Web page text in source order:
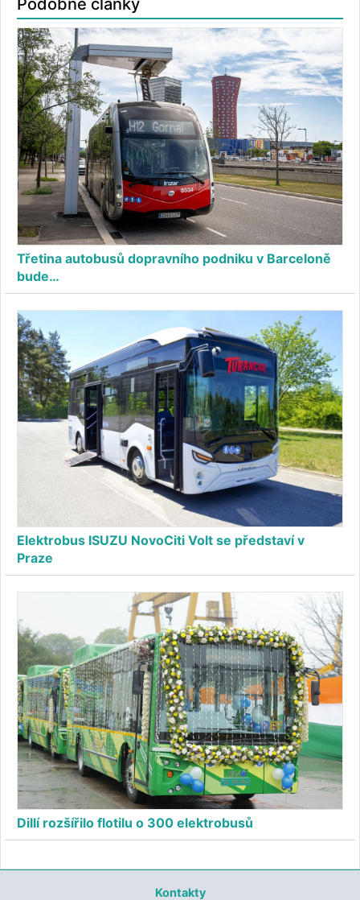
Podobné články
Třetina autobusů dopravního podniku v Barceloně
bude…
Elektrobus ISUZU NovoCiti Volt se představí v
Praze
Dillí rozšířilo flotilu o 300 elektrobusů
Kontakty